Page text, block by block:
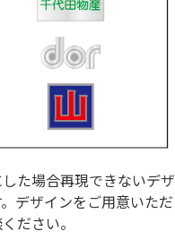
た場合再現できないデザ
デザインをご用意いただ
ださい。